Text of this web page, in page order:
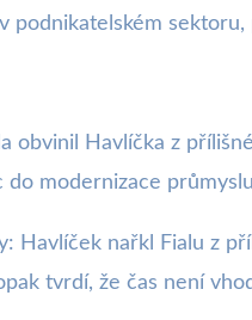
podnikatelském
obvinil Havlíčka z
do modernizace
Havlíček nařkl Fialu z
tvrdí, že čas není